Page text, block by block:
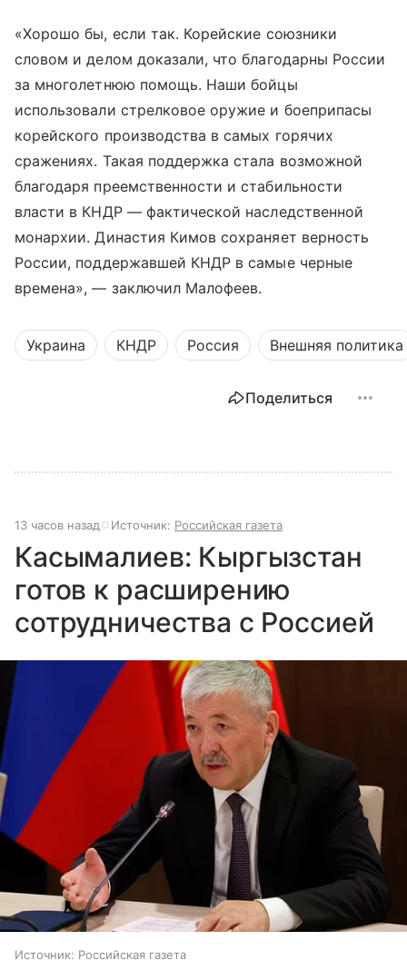
«Хорошо бы, если так. Корейские союзники
словом и делом доказали, что благодарны России
за многолетнюю помощь. Наши бойцы
использовали стрелковое оружие и боеприпасы
корейского производства в самых горячих
сражениях. Такая поддержка стала возможной
благодаря преемственности и стабильности
власти в КНДР — фактической наследственной
монархии. Династия Кимов сохраняет верность
России, поддержавшей КНДР в самые черные
времена», — заключил Малофеев.
Украина КНДР Россия Внешняя политика
Поделиться
13 часов назад Источник: Российская газета
Касымалиев: Кыргызстан
готов к расширению
сотрудничества с Россией
Источник: Российская газета